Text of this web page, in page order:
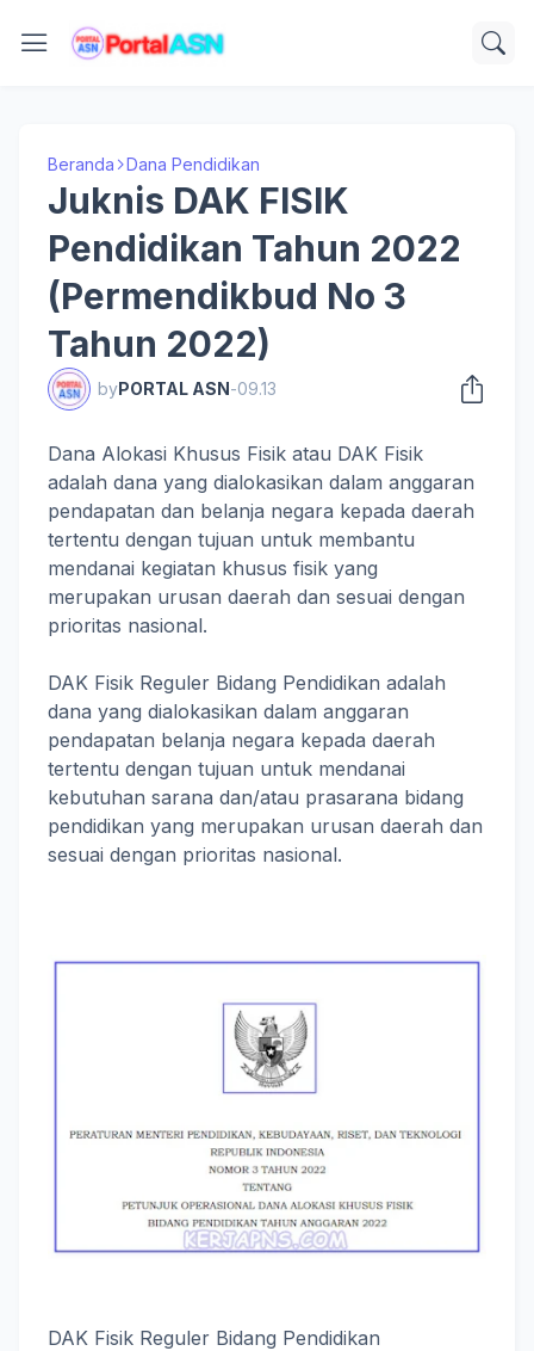
Beranda Dana Pendidikan
Juknis DAK FISIK
Pendidikan Tahun 2022
(Permendikbud No 3
Tahun 2022)
byPORTAL ASN-09.13
Dana Alokasi Khusus Fisik atau DAK Fisik
adalah dana yang dialokasikan dalam anggaran
pendapatan dan belanja negara kepada daerah
tertentu dengan tujuan untuk membantu
mendanai kegiatan khusus fisik yang
merupakan urusan daerah dan sesuai dengan
prioritas nasional.
DAK Fisik Reguler Bidang Pendidikan adalah
dana yang dialokasikan dalam anggaran
pendapatan belanja negara kepada daerah
tertentu dengan tujuan untuk mendanai
kebutuhan sarana dan/atau prasarana bidang
pendidikan yang merupakan urusan daerah dan
sesuai dengan prioritas nasional.
DAK Fisik Reguler Bidang Pendidikan